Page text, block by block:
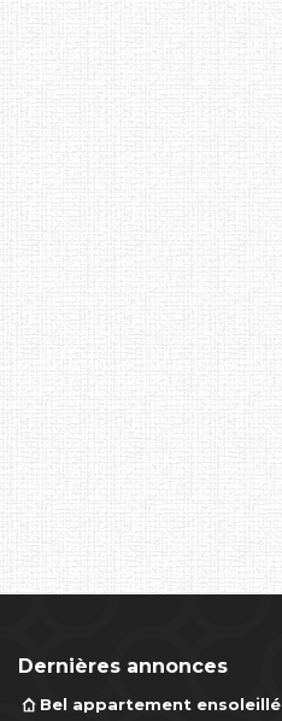
Dernières annonces
Bel appartement ensoleillé